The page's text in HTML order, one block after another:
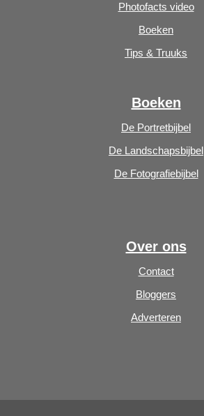
Photofacts video
Boeken
Tips & Truuks
Boeken
De Portretbijbel
De Landschapsbijbel
De Fotografiebijbel
Over ons
Contact
Bloggers
Adverteren